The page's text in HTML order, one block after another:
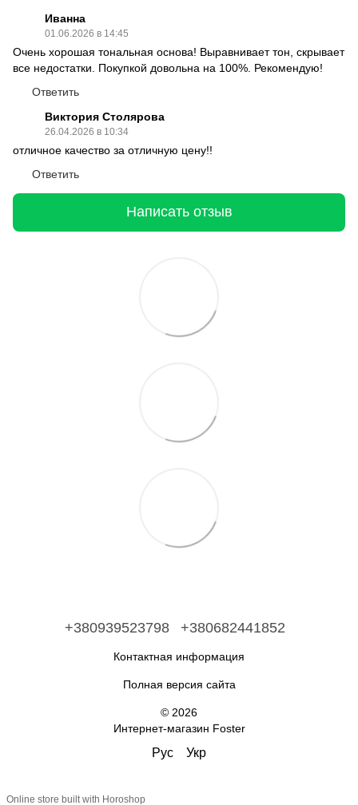
Иванна
01.06.2026 в 14:45
Очень хорошая тональная основа! Выравнивает тон, скрывает
все недостатки. Покупкой довольна на 100%. Рекомендую!
Ответить
Виктория Столярова
26.04.2026 в 10:34
отличное качество за отличную цену!!
Ответить
Написать отзыв
+380939523798 +380682441852
Контактная информация
Полная версия сайта
© 2026
Интернет-магазин Foster
Рус Укр
Online store built with Horoshop